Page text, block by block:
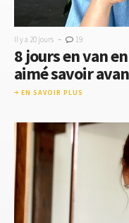
Il y a 20 jours - 19
8 jours en van
aimé savoir
EN SAVOIR PLUS